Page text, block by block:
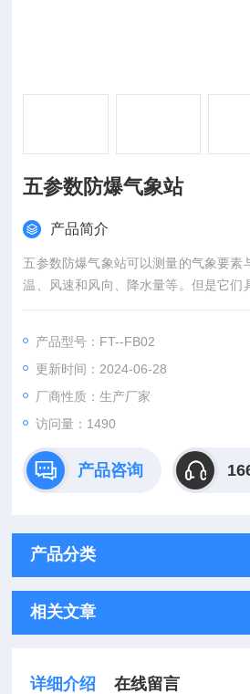
五参数防爆气象站
产品简介
五参数防爆气象站可以测量的气象要素
温、风速和风向、降水量等。但是它们
在具有爆炸危险的场所中可靠地工作。
产品型号：FT--FB02
更新时间：2024-06-28
厂商性质：生产厂家
访问量：1490
产品咨询
产品分类
相关文章
详细介绍 在线留言